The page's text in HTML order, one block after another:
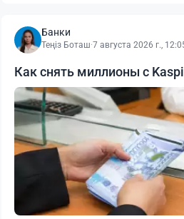
Банки
Теңіз Боташ·7 августа 2026 г.,
Как снять миллионы с